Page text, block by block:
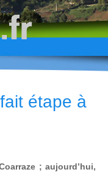
étape à
; aujourd’hui,